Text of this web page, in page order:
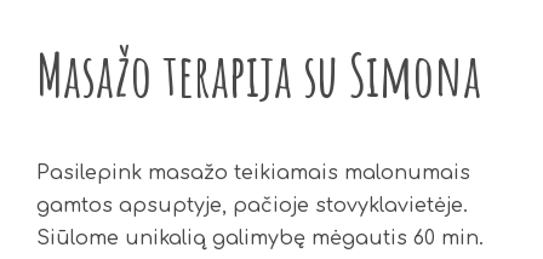
Masažo terapija su Simona
Pasilepink masažo teikiamais malonumais
gamtos apsuptyje, pačioje stovyklavietėje.
Siūlome unikalią galimybę mėgautis 60 min.